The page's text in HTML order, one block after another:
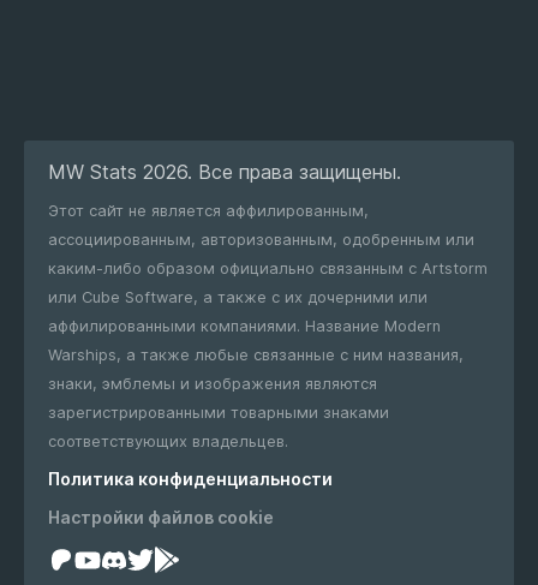
MW Stats 2026. Все права защищены.
Этот сайт не является аффилированным,
ассоциированным, авторизованным, одобренным или
каким-либо образом официально связанным с Artstorm
или Cube Software, а также с их дочерними или
аффилированными компаниями. Название Modern
Warships, а также любые связанные с ним названия,
знаки, эмблемы и изображения являются
зарегистрированными товарными знаками
соответствующих владельцев.
Политика конфиденциальности
Настройки файлов cookie